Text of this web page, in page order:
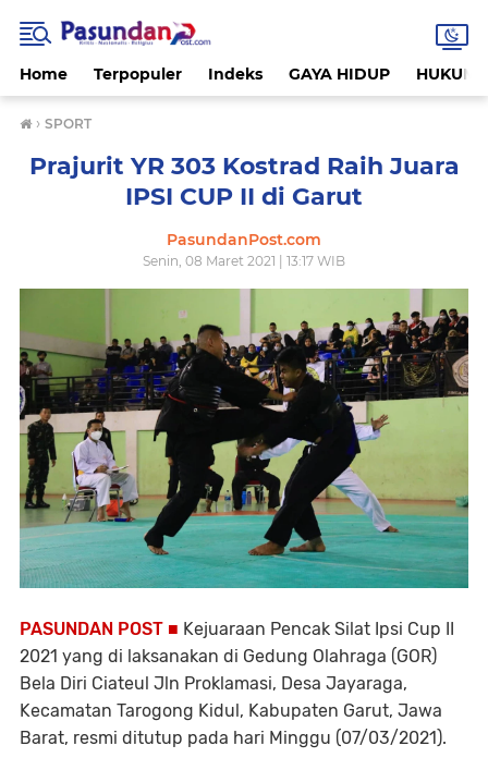
Home Terpopuler Indeks GAYA HIDUP HUKUM
› SPORT
Prajurit YR 303 Kostrad Raih Juara
IPSI CUP II di Garut
PasundanPost.com
Senin, 08 Maret 2021 | 13:17 WIB
PASUNDAN POST ■ Kejuaraan Pencak Silat Ipsi Cup II
2021 yang di laksanakan di Gedung Olahraga (GOR)
Bela Diri Ciateul Jln Proklamasi, Desa Jayaraga,
Kecamatan Tarogong Kidul, Kabupaten Garut, Jawa
Barat, resmi ditutup pada hari Minggu (07/03/2021).